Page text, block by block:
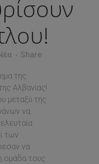
Share
της
Αλβανίας!
μεταξύ της
να
των
να
ομάδα τους